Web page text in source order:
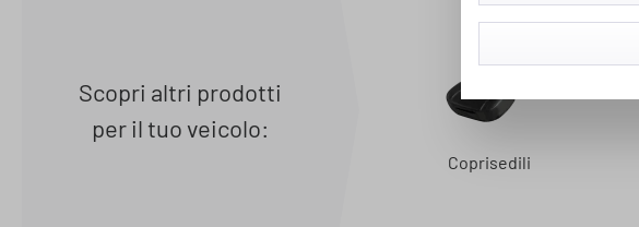
Scopri altri prodotti
per il tuo veicolo:
Coprisedili